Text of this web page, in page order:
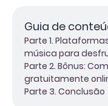
Guia de
Parte 1.
música para
Parte 2. Bônus:
gratuitamente
Parte 3. Conclusão